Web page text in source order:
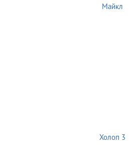
Майкл
Холоп 3